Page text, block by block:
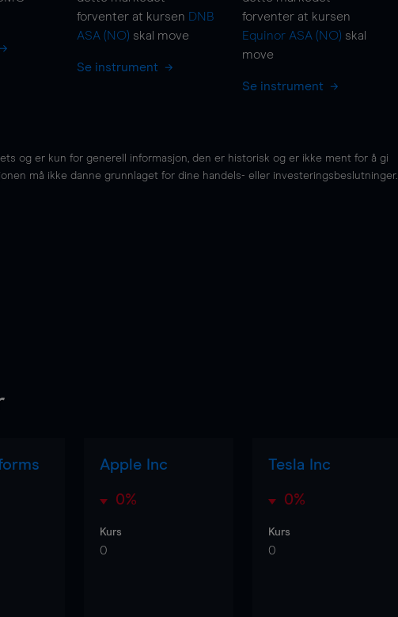
forventer at kursen DNB
ASA (NO) skal move
Se instrument
forventer at kursen
Equinor ASA (NO) skal
move
Se instrument
og er kun for generell informasjon, den er historisk og er ikke ment for å gi
må ikke danne grunnlaget for dine handels- eller investeringsbeslutninger.
Apple Inc
0%
Kurs
0
Tesla Inc
0%
Kurs
0